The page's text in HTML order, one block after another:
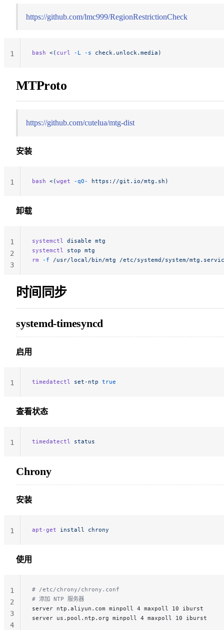
https://github.com/lmc999/RegionRestrictionCheck
bash <( curl -L -s check.unlock.media)
1
MTProto
https://github.com/cutelua/mtg-dist
安装
bash <(wget -qO- https://git.io/mtg.sh)
1
卸载
systemctl disable mtg
systemctl stop mtg
rm -f /usr/local/bin/mtg /etc/systemd/system/
1
2
3
时间同步
systemd-timesyncd
启用
timedatectl set-ntp true
1
查看状态
timedatectl status
1
Chrony
安装
apt-get install chrony
1
使用
# /etc/chrony/chrony.conf
# 添加 NTP 服务器
server ntp.aliyun.com minpoll 4 maxpoll 10 iburst
server us.pool.ntp.org minpoll 4 maxpoll 10 iburst
1
2
3
4